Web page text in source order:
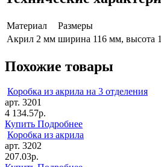
Материал
Размеры
Акрил 2 мм ширина 116 мм, высота
Похожие товары
Коробка из акрила на 3 отделения
арт. 3201
4 134.57р.
Купить Подробнее
Коробка из акрила
арт. 3202
207.03р.